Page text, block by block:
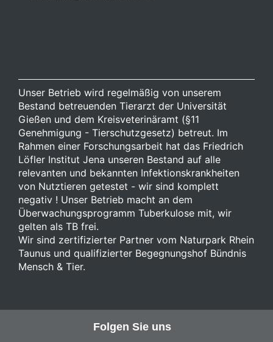
Unser Betrieb wird regelmäßig von unserem
Bestand betreuenden Tierarzt der Universität
Gießen und dem Kreisveterinäramt (§11
Genehmigung - Tierschutzgesetz) betreut. Im
Rahmen einer Forschungsarbeit hat das Friedrich
Löfler Institut Jena unseren Bestand auf alle
relevanten und bekannten Infektionskrankheiten
von Nutztieren getestet - wir sind komplett
negativ ! Unser Betrieb macht an dem
Überwachungsprogramm Tuberkulose mit, wir
gelten als TB frei.
Wir sind zertifizierter Partner vom Naturpark Rhein
Taunus und qualifizierter Begegnungshof Bündnis
Mensch & Tier.
Folgen Sie uns